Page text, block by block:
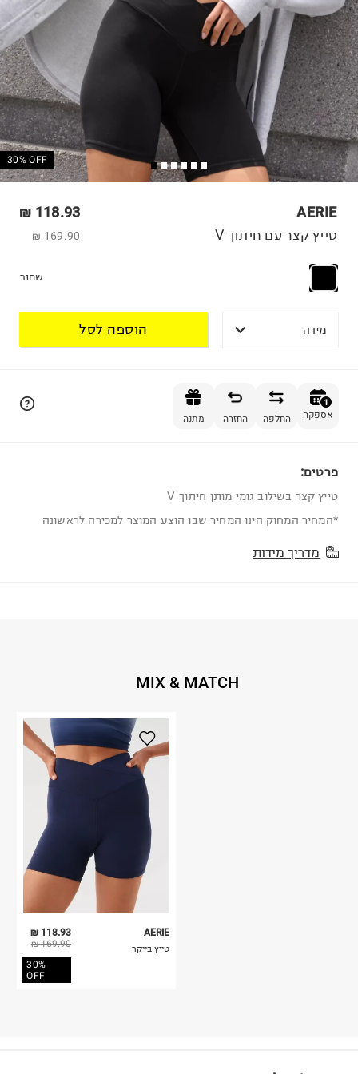
30% OFF
AERIE
118.93 ₪
169.90 ₪ טייץ קצר עם חיתוך V
שחור
מידה הוספה לסל
1
אספקה החלפה החזרה מתנה
פרטים:
טייץ קצר בשילוב גומי מותן חיתוך V
*המחיר המחוק הינו המחיר שבו הוצע המוצר למכירה לראשונה
מדריך מידות
MIX & MATCH
118.93 ₪
169.90 ₪
30%
OFF
AERIE
טייץ בייקר